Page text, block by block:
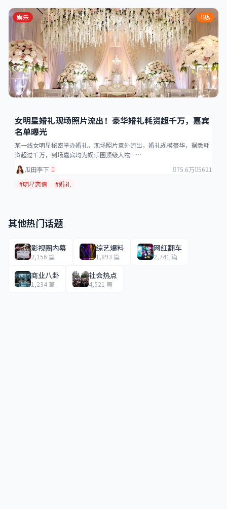
娱乐 热
女明星婚礼现场照片流出！豪华婚礼耗资超千万，嘉宾
名单曝光
某一线女明星秘密举办婚礼，现场照片意外流出，婚礼规模豪华，据悉耗
资超过千万，到场嘉宾均为娱乐圈顶级人物……
瓜田李下
75.6万 5621
#明星恋情
#婚礼
其他热门话题
影视圈内幕
2,156 篇
综艺爆料
1,893 篇
网红翻车
2,741 篇
商业八卦
1,234 篇
社会热点
4,521 篇